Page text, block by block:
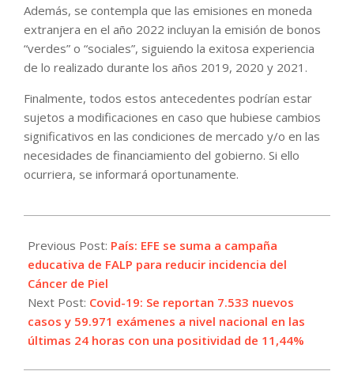
Además, se contempla que las emisiones en moneda
extranjera en el año 2022 incluyan la emisión de bonos
“verdes” o “sociales”, siguiendo la exitosa experiencia
de lo realizado durante los años 2019, 2020 y 2021.
Finalmente, todos estos antecedentes podrían estar
sujetos a modificaciones en caso que hubiese cambios
significativos en las condiciones de mercado y/o en las
necesidades de financiamiento del gobierno. Si ello
ocurriera, se informará oportunamente.
01-
18
Previous Post: País: EFE se suma a campaña
educativa de FALP para reducir incidencia del
Cáncer de Piel
Next Post: Covid-19: Se reportan 7.533 nuevos
casos y 59.971 exámenes a nivel nacional en las
últimas 24 horas con una positividad de 11,44%